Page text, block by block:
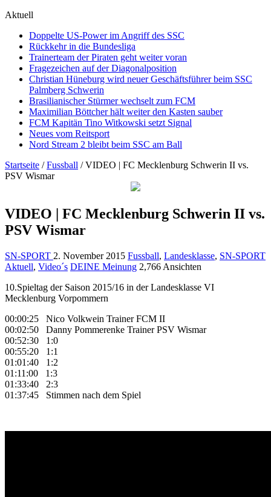
Aktuell
Doppelte US-Power im Angriff des SSC
Rückkehr in die Bundesliga
Trainerteam der Piraten geht weiter voran
Fragezeichen auf der Diagonalposition
Christian Hüneburg wird neuer Geschäftsführer beim SSC
Palmberg Schwerin
Brasilianischer Stürmer wechselt zum FCM
Maximilian Böttcher hält weiter den Kasten sauber
FCM Kapitän Tino Witkowski setzt Signal
Neues vom Reitsport
Nord Stream 2 bleibt beim SSC am Ball
Startseite / Fussball / VIDEO | FC Mecklenburg Schwerin II vs.
PSV Wismar
VIDEO | FC Mecklenburg Schwerin II vs.
PSV Wismar
SN-SPORT 2. November 2015 Fussball, Landesklasse, SN-SPORT
Aktuell, Video´s DEINE Meinung 2,766 Ansichten
10.Spieltag der Saison 2015/16 in der Landesklasse VI
Mecklenburg Vorpommern
00:00:25 Nico Volkwein Trainer FCM II
00:02:50 Danny Pommerenke Trainer PSV Wismar
00:52:30 1:0
00:55:20 1:1
01:01:40 1:2
01:11:00 1:3
01:33:40 2:3
01:37:45 Stimmen nach dem Spiel